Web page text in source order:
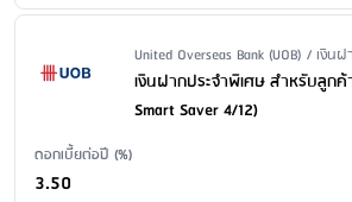
Issuer Name / Financial Product
United Overseas Bank (UOB) / เงินฝ
เงินฝากประจำพิเศษ สำหรับลูกค้
Smart Saver 4/12)
ดอกเบี้ยต่อปี (%)
3.50